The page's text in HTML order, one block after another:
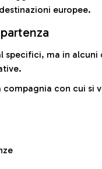
europee.
specifici, ma in
con cui si